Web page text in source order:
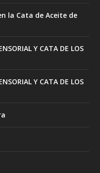
la Cata de Aceite de
Y CATA DE LOS
Y CATA DE LOS